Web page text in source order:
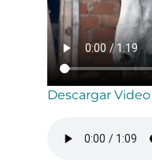
Descargar Video